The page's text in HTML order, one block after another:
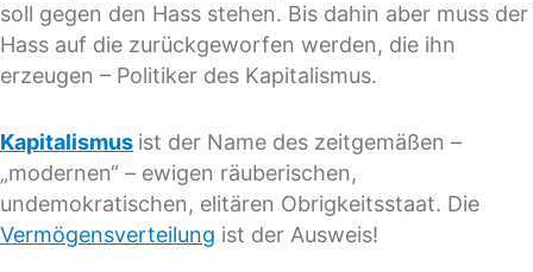
soll gegen den Hass stehen. Bis dahin aber muss der
Hass auf die zurückgeworfen werden, die ihn
erzeugen – Politiker des Kapitalismus.
Kapitalismus ist der Name des zeitgemäßen –
„modernen“ – ewigen räuberischen,
undemokratischen, elitären Obrigkeitsstaat. Die
Vermögensverteilung ist der Ausweis!